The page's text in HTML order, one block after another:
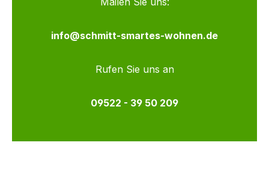
info@schmitt-smartes-wohnen.de
Rufen Sie uns an
09522 - 39 50 209